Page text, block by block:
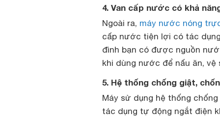
4. Van cấp nước có khả
Ngoài ra, máy nước nóng
cấp nước tiện lợi có tác
đình bạn có được nguồn
khi dùng nước để nấu ăn,
5. Hệ thống chống giật,
Máy sử dụng hệ thống
tác dụng tự động ngắt điện